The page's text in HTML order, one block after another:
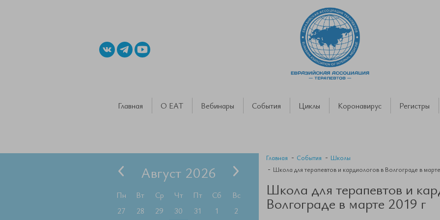
Главная О ЕАТ Вебинары События Циклы Коронавирус Регистры
Август 2026
Пн Вт Ср Чт Пт Сб
Вс
27
28 29 30 31 1
2
Главная События
Школы
Школа для терапевтов и кардиологов в Волгограде в
Школа для терапевтов и
Волгограде в марте 2019 г